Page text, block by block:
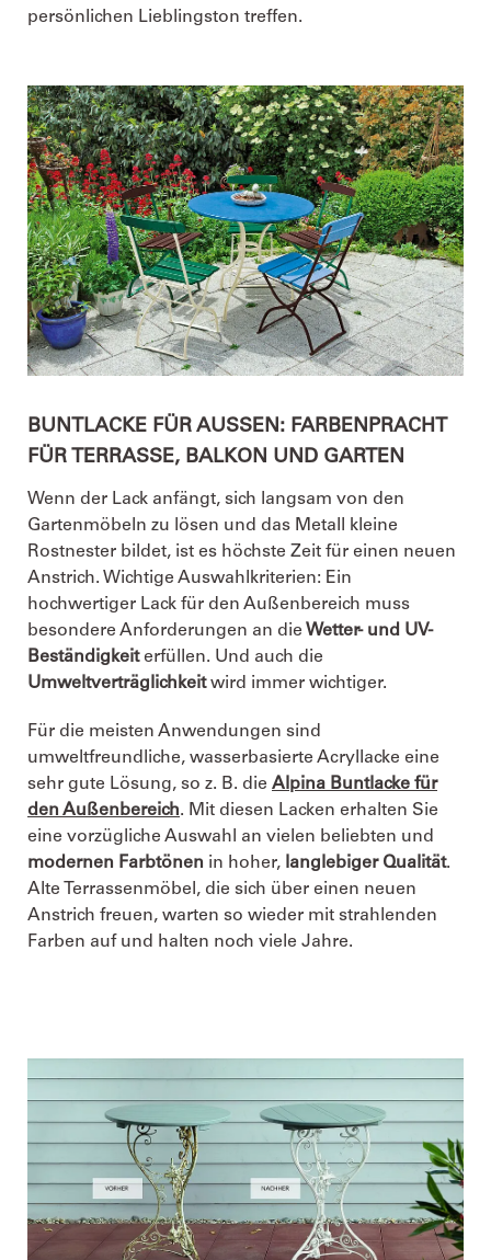
persönlichen Lieblingston treffen.
BUNTLACKE FÜR AUSSEN: FARBENPRACHT F
ÜR TERRASSE, BALKON UND GARTEN
Wenn der Lack anfängt, sich langsam von den
Gartenmöbeln zu lösen und das Metall kleine
Rostnester bildet, ist es höchste Zeit für einen neuen
Anstrich. Wichtige Auswahlkriterien: Ein
hochwertiger Lack für den Außenbereich muss
besondere Anforderungen an die Wetter- und UV-
Beständigkeiterfüllen. Und auch die
Umweltverträglichkeitwird immer wichtiger.
Für die meisten Anwendungen sind
umweltfreundliche, wasserbasierte Acryllacke eine
sehr gute Lösung, so z. B. die Alpina Buntlacke für
den Außenbereich. Mit diesen Lacken erhalten Sie
eine vorzügliche Auswahl an vielen beliebten und
modernen Farbtönen in hoher, langlebiger Qualität.
Alte Terrassenmöbel, die sich über einen neuen
Anstrich freuen, warten so wieder mit strahlenden
Farben auf und halten noch viele Jahre.